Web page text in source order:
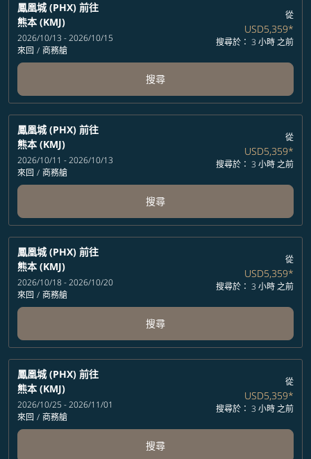
鳳凰城 (PHX) 前往
熊本 (KMJ)
2026/10/13 - 2026/10/15
來回 / 商務艙
從
USD5,359*
搜尋於： 3 小時 之前
搜尋
鳳凰城 (PHX) 前往
熊本 (KMJ)
2026/10/11 - 2026/10/13
來回 / 商務艙
從
USD5,359*
搜尋於： 3 小時 之前
搜尋
鳳凰城 (PHX) 前往
熊本 (KMJ)
2026/10/18 - 2026/10/20
來回 / 商務艙
從
USD5,359*
搜尋於： 3 小時 之前
搜尋
鳳凰城 (PHX) 前往
熊本 (KMJ)
2026/10/25 - 2026/11/01
來回 / 商務艙
從
USD5,359*
搜尋於： 3 小時 之前
搜尋